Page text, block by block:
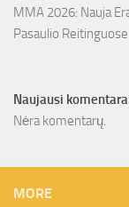
MMA 2026: Nauja
Pasaulio Reitinguose
Naujausi
Nėra komentarų.
MORE